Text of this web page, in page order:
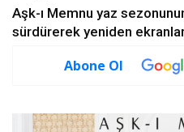
Aşk-ı Memnu yaz
sürdürerek yeniden
Abone Ol